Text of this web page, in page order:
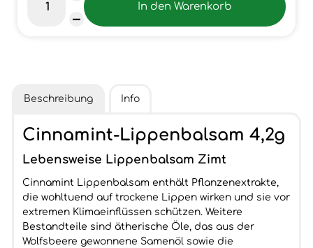
Beschreibung Info
Cinnamint-Lippenbalsam 4,2g
Lebensweise Lippenbalsam Zimt
Cinnamint Lippenbalsam enthält Pflanzenextrakte,
die wohltuend auf trockene Lippen wirken und sie vor
extremen Klimaeinflüssen schützen. Weitere
Bestandteile sind ätherische Öle, das aus der
Wolfsbeere gewonnene Samenöl sowie die